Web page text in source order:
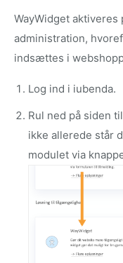
WayWidget
administration,
indsættes i
Log ind i iubenda.
Rul ned på siden
ikke allerede står
modulet via